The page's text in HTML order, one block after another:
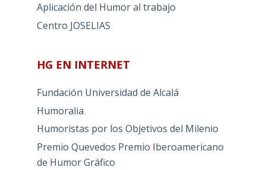
Aplicación del Humor al trabajo
Centro JOSELIAS
HG EN INTERNET
Fundación Universidad de Alcalá
Humoralia
Humoristas por los Objetivos del Milenio
Premio Quevedos Premio Iberoamericano
de Humor Gráfico